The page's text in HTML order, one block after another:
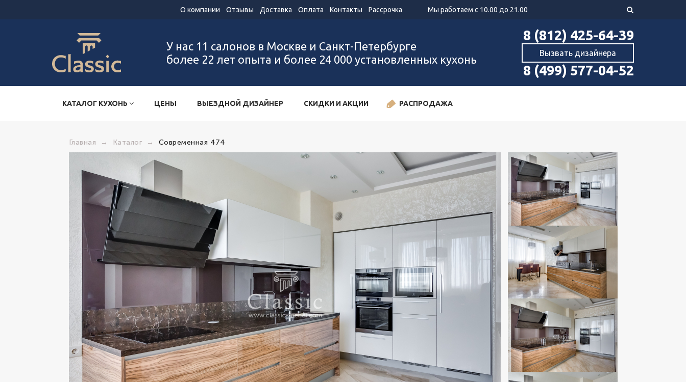
О компании Отзывы Доставка Оплата Контакты Рассрочка Мы работаем с 10.00 до 21.00
У нас 11 салонов в Москве и Санкт-Петербурге
более 22 лет опыта и более 24 000 установленных кухонь
8 (812) 425-64-39
Вызвать дизайнера
8 (499) 577-04-52
КАТАЛОГ КУХОНЬ ЦЕНЫ ВЫЕЗДНОЙ ДИЗАЙНЕР СКИДКИ И АКЦИИ РАСПРОДАЖА
Главная → Каталог → Современная 474